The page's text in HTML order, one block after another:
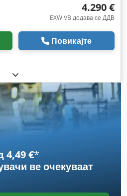
4.290 €
EXW VB додава се ДДВ
Повикајте
4,49 €*
ве очекуваат